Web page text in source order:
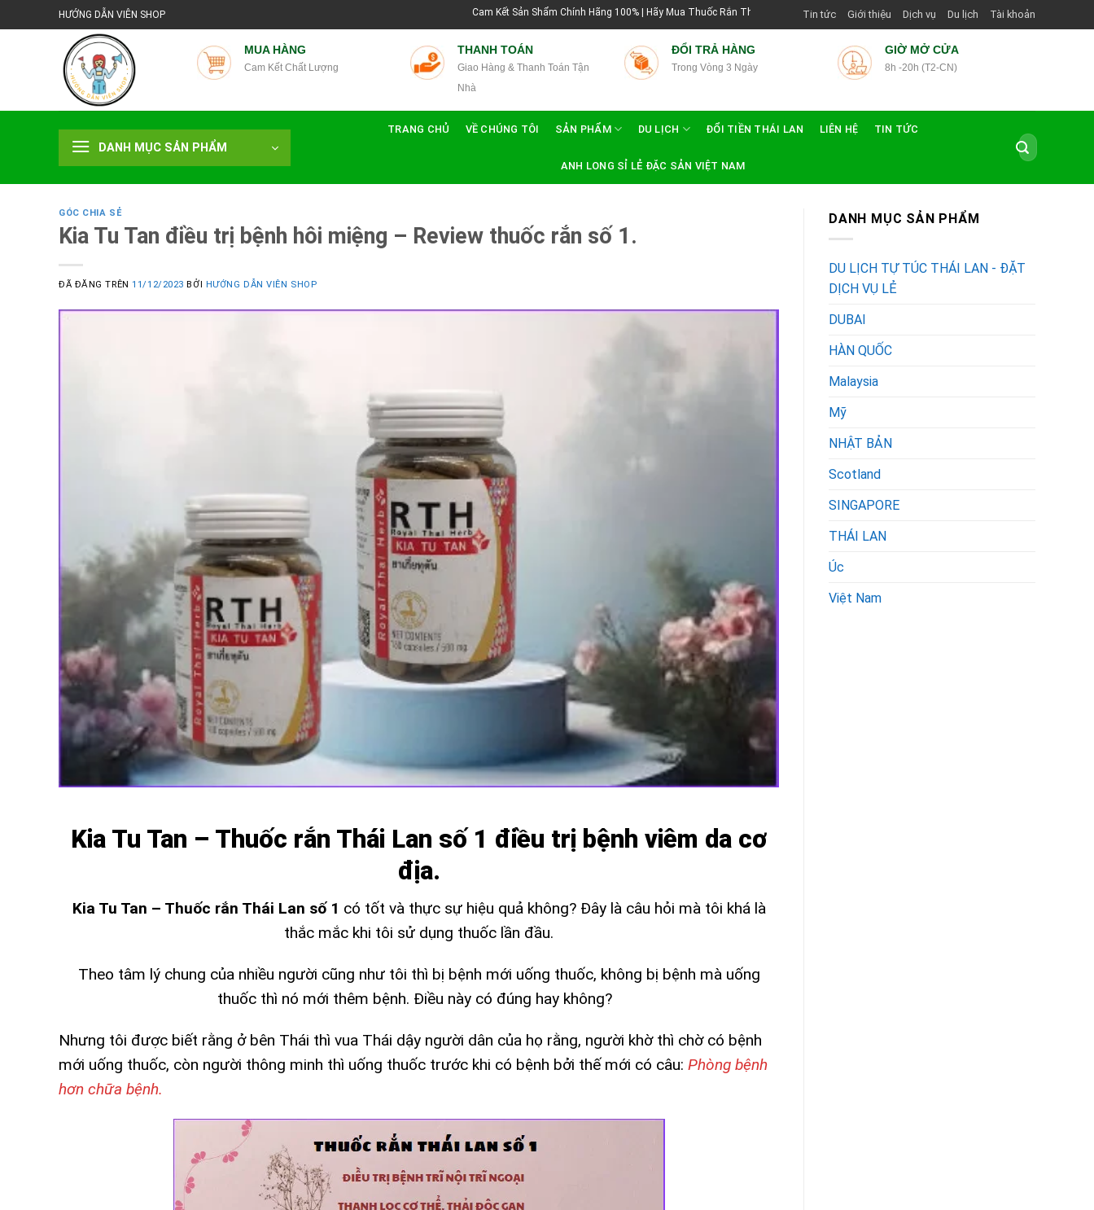
đến
HƯỚNG DẪN VIÊN SHOP Cam Kết Sản Shẩm Chính Hãng 100% | Hãy Mua Thuốc Rắn Thái Lan Tại Hướng Dẫn Viên Shop | Với Giá Tốt Nhất
Tin tức Giới thiệu Dịch vụ Du lịch Tài khoản
MUA HÀNG
Cam Kết Chất Lượng
THANH TOÁN
Giao Hàng & Thanh Toán Tận
Nhà
ĐỔI TRẢ HÀNG
Trong Vòng 3 Ngày
GIỜ MỞ CỬA
8h -20h (T2-CN)
DANH MỤC SẢN PHẨM
TRANG CHỦ VỀ CHÚNG TÔI SẢN PHẨM DU LỊCH ĐỔI TIỀN THÁI LAN LIÊN HỆ TIN TỨC
ANH LONG SỈ LẺ ĐẶC SẢN VIỆT NAM
Tìm
kiếm:
GÓC CHIA SẺ
Kia Tu Tan điều trị bệnh hôi miệng – Review thuốc rắn số 1.
ĐÃ ĐĂNG TRÊN11/12/2023 BỞI HƯỚNG DẪN VIÊN SHOP
Kia Tu Tan – Thuốc rắn Thái Lan số 1 điều trị bệnh viêm da cơ
địa.
Kia Tu Tan – Thuốc rắn Thái Lan số 1 có tốt và thực sự hiệu quả không? Đây là câu hỏi mà tôi khá là
thắc mắc khi tôi sử dụng thuốc lần đầu.
Theo tâm lý chung của nhiều người cũng như tôi thì bị bệnh mới uống thuốc, không bị bệnh mà uống
thuốc thì nó mới thêm bệnh. Điều này có đúng hay không?
Nhưng tôi được biết rằng ở bên Thái thì vua Thái dậy người dân của họ rằng, người khờ thì chờ có bệnh
mới uống thuốc, còn người thông minh thì uống thuốc trước khi có bệnh bởi thế mới có câu: Phòng bệnh
hơn chữa bệnh.
DANH MỤC SẢN PHẨM
DU LỊCH TỰ TÚC THÁI LAN - ĐẶT
DỊCH VỤ LẺ
DUBAI
HÀN QUỐC
Malaysia
Mỹ
NHẬT BẢN
Scotland
SINGAPORE
THÁI LAN
Úc
Việt Nam